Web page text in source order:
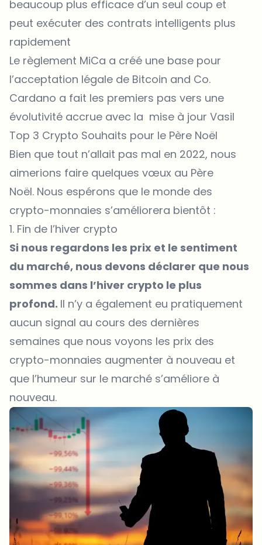
beaucoup plus efficace d’un seul coup et
peut exécuter des contrats intelligents plus
rapidement
Le règlement MiCa a créé une base pour
l’acceptation légale de Bitcoin and Co.
Cardano a fait les premiers pas vers une
évolutivité accrue avec la mise à jour Vasil
Top 3 Crypto Souhaits pour le Père Noël
Bien que tout n’allait pas mal en 2022, nous
aimerions faire quelques vœux au Père
Noël. Nous espérons que le monde des
crypto-monnaies s’améliorera bientôt :
1. Fin de l’hiver crypto
Si nous regardons les prix et le sentiment
du marché, nous devons déclarer que nous
sommes dans l’hiver crypto le plus
profond. Il n’y a également eu pratiquement
aucun signal au cours des dernières
semaines que nous voyons les prix des
crypto-monnaies augmenter à nouveau et
que l’humeur sur le marché s’améliore à
nouveau.